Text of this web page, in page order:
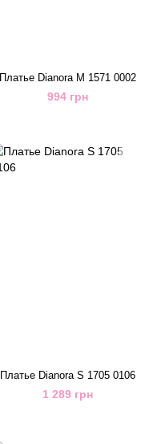
Платье Dianora M 1571 0002
994 грн
Платье Dianora S 1705 0106
1 289 грн